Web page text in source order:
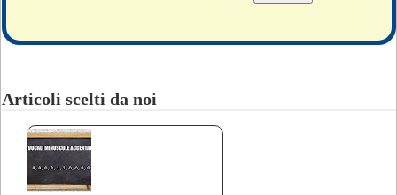
Articoli scelti da noi